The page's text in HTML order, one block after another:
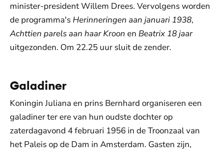
minister-president Willem Drees. Vervolgens worden
de programma's Herinneringen aan januari 1938,
Achttien parels aan haar Kroon en Beatrix 18 jaar
uitgezonden. Om 22.25 uur sluit de zender.
Galadiner
Koningin Juliana en prins Bernhard organiseren een
galadiner ter ere van hun oudste dochter op
zaterdagavond 4 februari 1956 in de Troonzaal van
het Paleis op de Dam in Amsterdam. Gasten zijn,